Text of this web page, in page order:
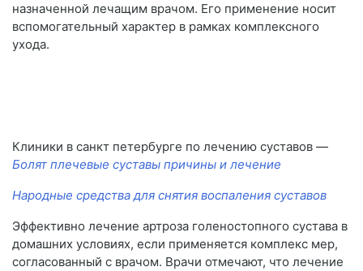
назначенной лечащим врачом. Его применение носит
вспомогательный характер в рамках комплексного
ухода.
Клиники в санкт петербурге по лечению суставов —
Болят плечевые суставы причины и лечение
Народные средства для снятия воспаления суставов
Эффективно лечение артроза голеностопного сустава в
домашних условиях, если применяется комплекс мер,
согласованный с врачом. Врачи отмечают, что лечение